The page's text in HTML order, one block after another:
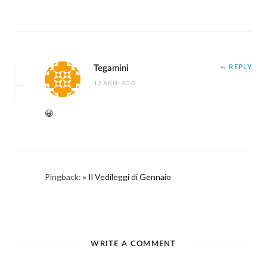
Tegamini
12 ANNI AGO
REPLY
😀
Pingback: » Il Vedileggi di Gennaio
WRITE A COMMENT